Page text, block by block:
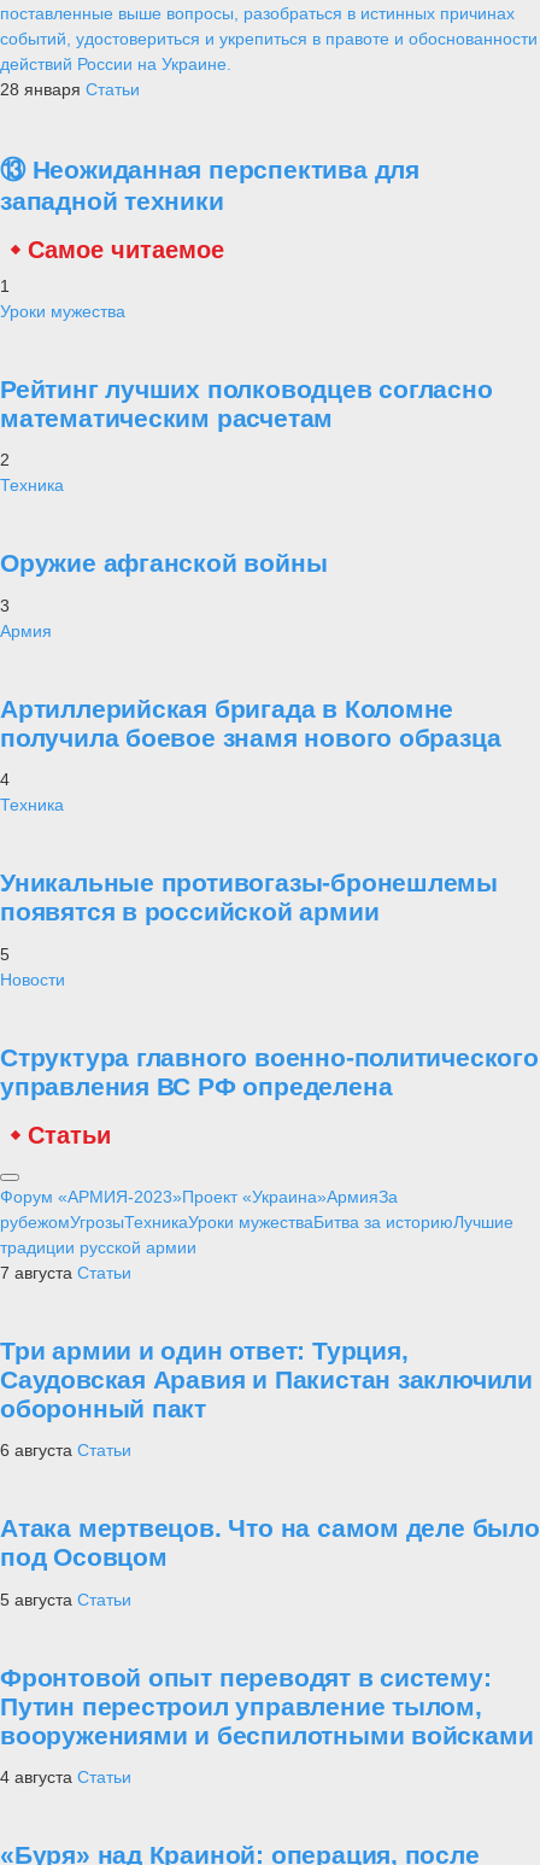
поставленные выше вопросы, разобраться в истинных причинах
событий, удостовериться и укрепиться в правоте и обоснованности
действий России на Украине.
28 января Статьи
⑬ Неожиданная перспектива для
западной техники
Самое читаемое
1
Уроки мужества
Рейтинг лучших полководцев согласно
математическим расчетам
2
Техника
Оружие афганской войны
3
Армия
Артиллерийская бригада в Коломне
получила боевое знамя нового образца
4
Техника
Уникальные противогазы-бронешлемы
появятся в российской армии
5
Новости
Структура главного военно-политического
управления ВС РФ определена
Статьи
Форум «АРМИЯ-2023»Проект «Украина»АрмияЗа
рубежомУгрозыТехникаУроки мужестваБитва за историюЛучшие
традиции русской армии
7 августа Статьи
Три армии и один ответ: Турция,
Саудовская Аравия и Пакистан заключили
оборонный пакт
6 августа Статьи
Атака мертвецов. Что на самом деле было
под Осовцом
5 августа Статьи
Фронтовой опыт переводят в систему:
Путин перестроил управление тылом,
вооружениями и беспилотными войсками
4 августа Статьи
«Буря» над Краиной: операция, после